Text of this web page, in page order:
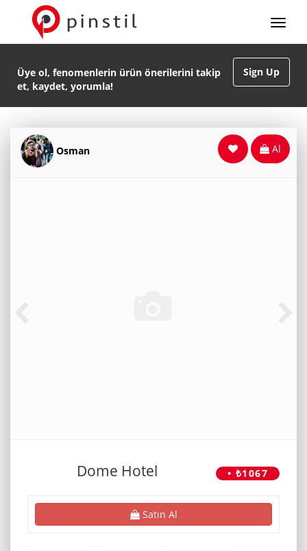
Sign Up
Üye ol, fenomenlerin ürün önerilerini takip
et, kaydet, yorumla!
Osman Al
• ₺1067
Dome Hotel
Satın Al